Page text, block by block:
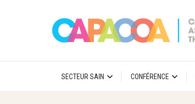
SECTEUR SAIN CONFÉRENCE